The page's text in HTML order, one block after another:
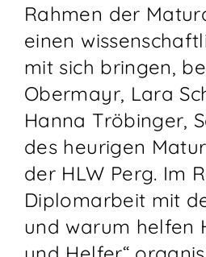
Rahmen der
einen
mit sich bringen,
Obermayr, Lara
Hanna Tröbinger,
des heurigen
der HLW Perg. Im
Diplomarbeit mit
und warum helfen